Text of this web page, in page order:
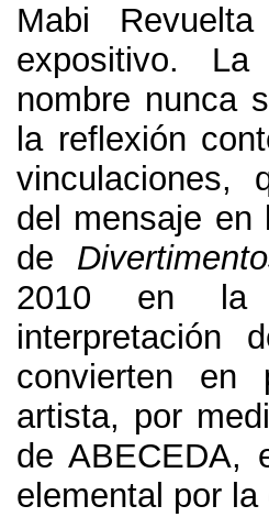
Mabi
expositivo. La
nombre nunca
la reflexión
vinculaciones,
del mensaje en
de
2010 en la
interpretación
convierten en
artista, por
de ABECEDA,
elemental por